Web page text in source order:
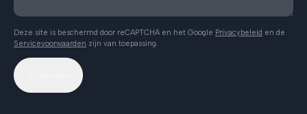
Deze site is beschermd door reCAPTCHA en het Google Privacybeleid en de
Servicevoorwaarden zijn van toepassing.